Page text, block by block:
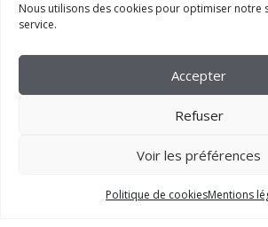
Nous utilisons des cookies pour optimiser notre
service.
Accepter
Refuser
Voir les préférences
Politique de cookiesMentions